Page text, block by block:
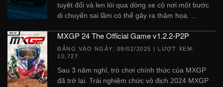
tuyệt đối và len lỏi qua dòng xe cộ nơi một bước
di chuyển sai lầm có thể gây ra thảm họa. ...
MXGP 24 The Official Game v1.2.2-P2P
ĐĂNG VÀO NGÀY: 09/02/2025 | LƯỢT XEM:
10,727
Sau 3 năm nghỉ, trò chơi chính thức của MXGP
đã trở lại. Trải nghiệm chức vô địch 2024 MXGP